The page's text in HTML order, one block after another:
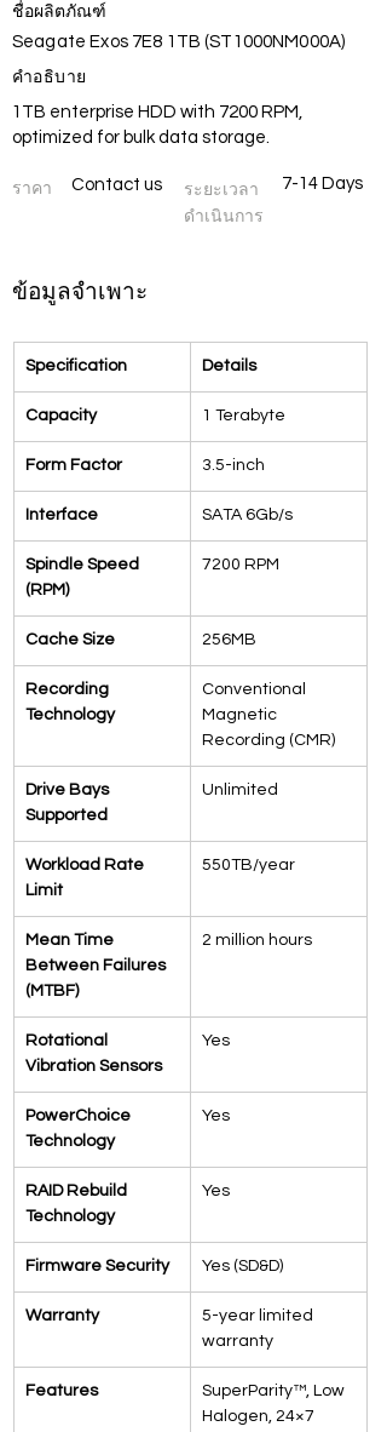
ชื่อผลิตภัณฑ์
Seagate Exos 7E8 1TB (ST1000NM000A)
คำอธิบาย
1TB enterprise HDD with 7200 RPM,
optimized for bulk data storage.
ราคา Contact us
ระยะเวลา
ดำเนินการ
7-14 Days
ข้อมูลจำเพาะ
Specification Details
Capacity 1 Terabyte
Form Factor 3.5-inch
Interface SATA 6Gb/s
Spindle Speed
(RPM)
7200 RPM
Cache Size 256MB
Recording
Technology
Conventional
Magnetic
Recording (CMR)
Drive Bays
Supported
Unlimited
Workload Rate
Limit
550TB/year
Mean Time
Between Failures
(MTBF)
2 million hours
Rotational
Vibration Sensors
Yes
PowerChoice
Technology
Yes
RAID Rebuild
Technology
Yes
Firmware Security Yes (SD&D)
Warranty
5-year limited
warranty
Features
SuperParity™, Low
Halogen, 24×7